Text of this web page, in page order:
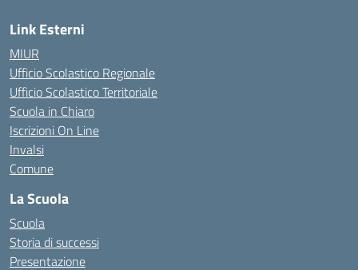
Link Esterni
MIUR
Ufficio Scolastico Regionale
Ufficio Scolastico Territoriale
Scuola in Chiaro
Iscrizioni On Line
Invalsi
Comune
La Scuola
Scuola
Storia di successi
Presentazione